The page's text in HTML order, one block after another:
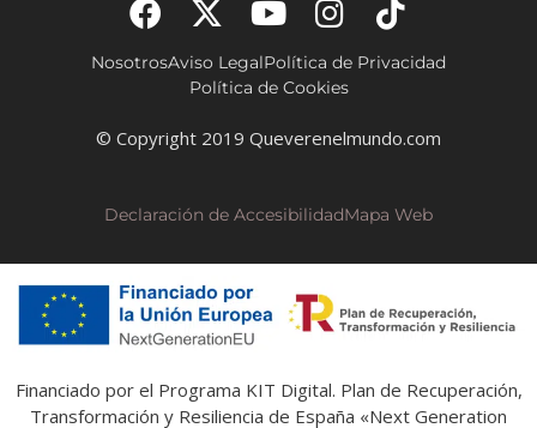
NosotrosAviso LegalPolítica de Privacidad
Política de Cookies
© Copyright 2019 Queverenelmundo.com
Declaración de AccesibilidadMapa Web
Financiado por el Programa KIT Digital. Plan de Recuperación,
Transformación y Resiliencia de España «Next Generation